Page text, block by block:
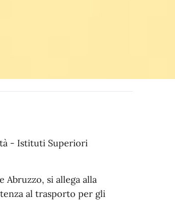
- Istituti Superiori
Abruzzo, si allega alla
al trasporto per gli